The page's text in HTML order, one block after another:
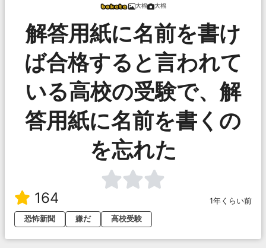
大福 大福
解答用紙に名前を書け
ば合格すると言われて
いる高校の受験で、解
答用紙に名前を書くの
を忘れた
164
1年くらい前
恐怖新聞
嫌だ 高校受験